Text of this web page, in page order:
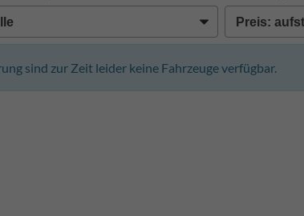
sind zur Zeit leider keine Fahrzeuge verfügbar.